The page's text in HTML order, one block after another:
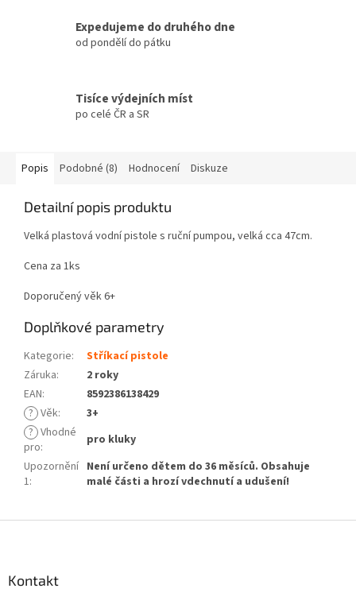
Expedujeme do druhého dne
od pondělí do pátku
Tisíce výdejních míst
po celé ČR a SR
Popis Podobné (8) Hodnocení Diskuze
Detailní popis produktu
Velká plastová vodní pistole s ruční pumpou, velká cca 47cm.
Cena za 1ks
Doporučený věk 6+
Doplňkové parametry
Kategorie:
Stříkací pistole
Záruka:
2 roky
EAN:
8592386138429
? Věk:
3+
? Vhodné
pro:
pro kluky
Upozornění
1:
Není určeno dětem do 36 měsíců. Obsahuje
malé části a hrozí vdechnutí a udušení!
Kontakt